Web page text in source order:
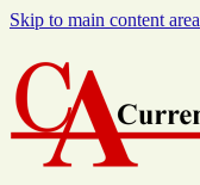
Skip to main content area